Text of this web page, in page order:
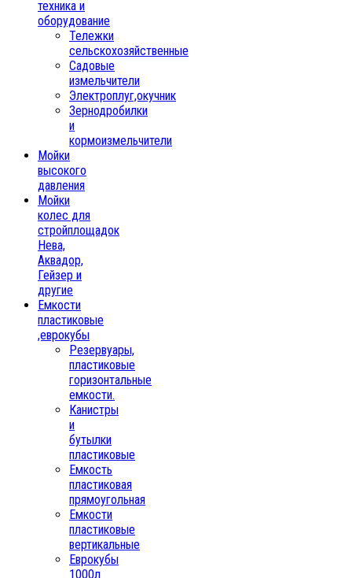
техника и
оборудование
Тележки
сельскохозяйственные
Садовые
измельчители
Электроплуг,окучник
Зернодробилки
и
кормоизмельчители
Мойки
высокого
давления
Мойки
колес для
стройплощадок
Нева,
Аквадор,
Гейзер и
другие
Емкости
пластиковые
,еврокубы
Резервуары,
пластиковые
горизонтальные
емкости.
Канистры
и
бутылки
пластиковые
Емкость
пластиковая
прямоугольная
Емкости
пластиковые
вертикальные
Еврокубы
1000л